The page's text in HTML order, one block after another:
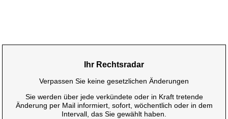
Ihr Rechtsradar
Verpassen Sie keine gesetzlichen Änderungen
Sie werden über jede verkündete oder in Kraft tretende
Änderung per Mail informiert, sofort, wöchentlich oder in dem
Intervall, das Sie gewählt haben.